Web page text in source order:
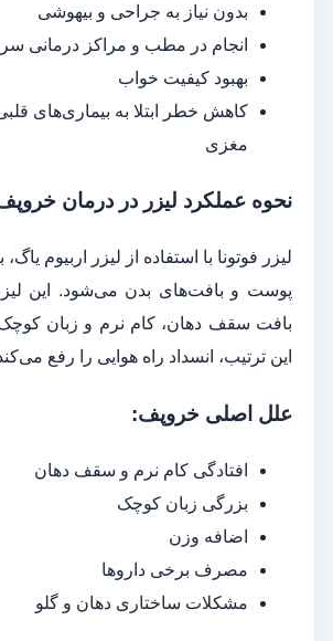
بدون نیاز به جراحی و بیهوشی
انجام در مطب و مراکز درمانی
بهبود کیفیت خواب
کاهش خطر ابتلا به بیماری‌های
مغزی
نحوه عملکرد لیزر در درمان
لیزر فوتونا با استفاده از لیزر اربیوم
پوست و بافت‌های بدن می‌شود. این
بافت سقف دهان، کام نرم و زبان کوچک
این ترتیب، انسداد راه هوایی را رفع
علل اصلی خروپف:
افتادگی کام نرم و سقف دهان
بزرگی زبان کوچک
اضافه وزن
مصرف برخی داروها
مشکلات ساختاری دهان و گلو